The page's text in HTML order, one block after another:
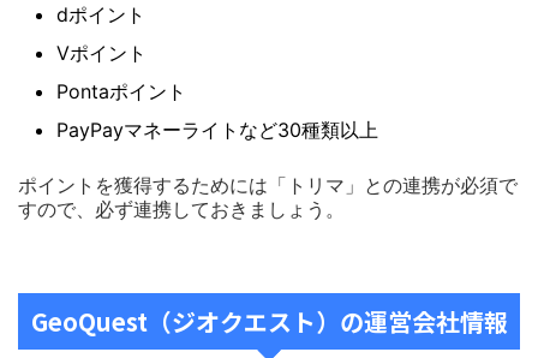
dポイント
Vポイント
Pontaポイント
PayPayマネーライトなど30種類以上
ポイントを獲得するためには「トリマ」との連携が必須で
すので、必ず連携しておきましょう。
GeoQuest（ジオクエスト）の運営会社情報